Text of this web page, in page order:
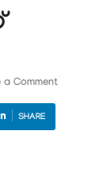
a Comment
SHARE